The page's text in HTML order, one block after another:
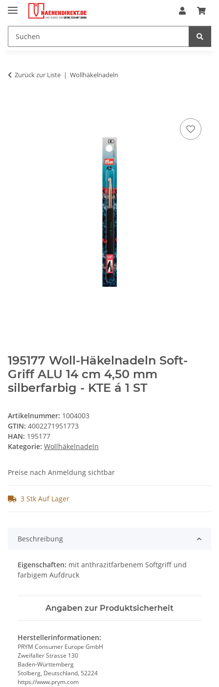
Zurück zur Liste Wollhäkelnadeln
195177 Woll-Häkelnadeln Soft-
Griff ALU 14 cm 4,50 mm
silberfarbig - KTE á 1 ST
Artikelnummer: 1004003
GTIN: 4002271951773
HAN: 195177
Kategorie: Wollhäkelnadeln
Preise nach Anmeldung sichtbar
3 Stk Auf Lager
Beschreibung
Eigenschaften: mit anthrazitfarbenem Softgriff und
farbigem Aufdruck
Angaben zur Produktsicherheit
Herstellerinformationen:
PRYM Consumer Europe GmbH
Zweifaller Strasse 130
Baden-Württemberg
Stolberg, Deutschland, 52224
https://www.prym.com